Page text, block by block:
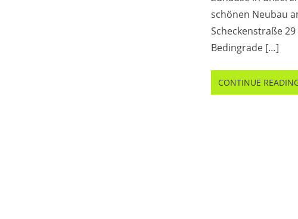
schönen Neubau
Scheckenstraße 29
Bedingrade […]
CONTINUE